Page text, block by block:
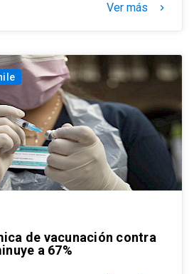
Ver más keyboard_arrow_right
de vacunación contra
a 67%